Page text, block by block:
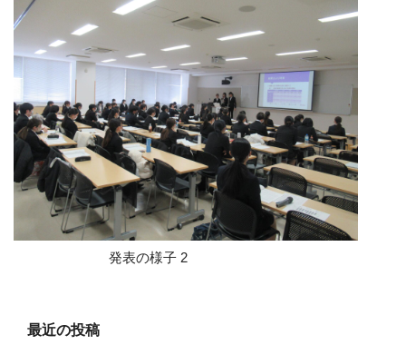
発表の様子 2
最近の投稿